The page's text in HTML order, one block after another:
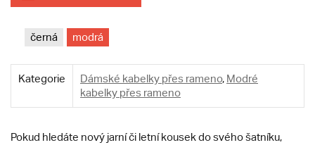
černá modrá
Kategorie Dámské kabelky přes rameno, Modré
kabelky přes rameno
Pokud hledáte nový jarní či letní kousek do svého šatníku,